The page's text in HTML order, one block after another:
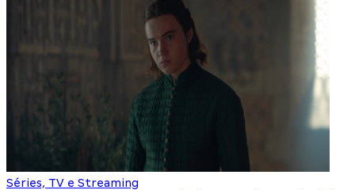
Séries, TV e Streaming